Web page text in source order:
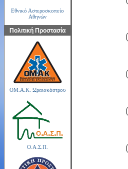
Εθνικό Αστεροσκοπείο
Αθηνών
Πολιτική Προστασία
ΟΜ.Α.Κ. Ωραιοκάστρου
Ο.Α.Σ.Π.